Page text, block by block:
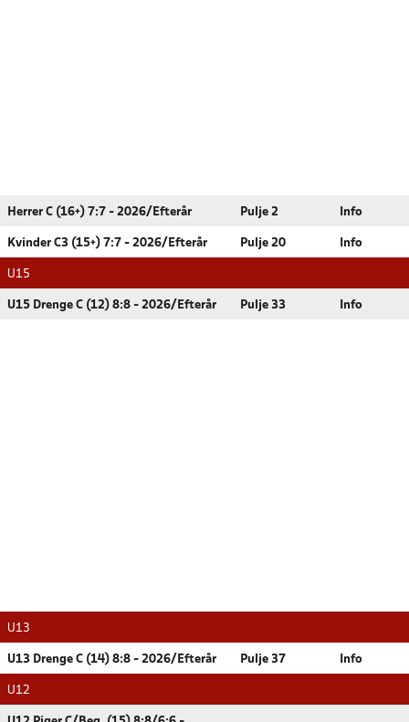
Herrer C (16+) 7:7 - 2026/Efterår Pulje 2 Info
Kvinder C3 (15+) 7:7 - 2026/Efterår Pulje 20 Info
U15
U15 Drenge C (12) 8:8 - 2026/Efterår Pulje 33 Info
U13
U13 Drenge C (14) 8:8 - 2026/Efterår Pulje 37 Info
U12